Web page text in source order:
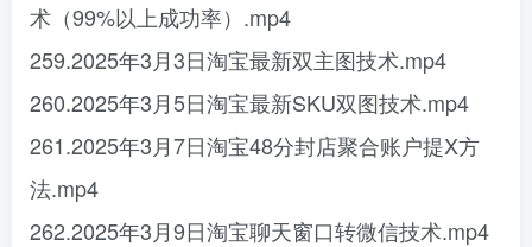
术（99%以上成功率）.mp4
259.2025年3月3日淘宝最新双主图技术.mp4
260.2025年3月5日淘宝最新SKU双图技术.mp4
261.2025年3月7日淘宝48分封店聚合账户提X方
法.mp4
262.2025年3月9日淘宝聊天窗口转微信技术.mp4